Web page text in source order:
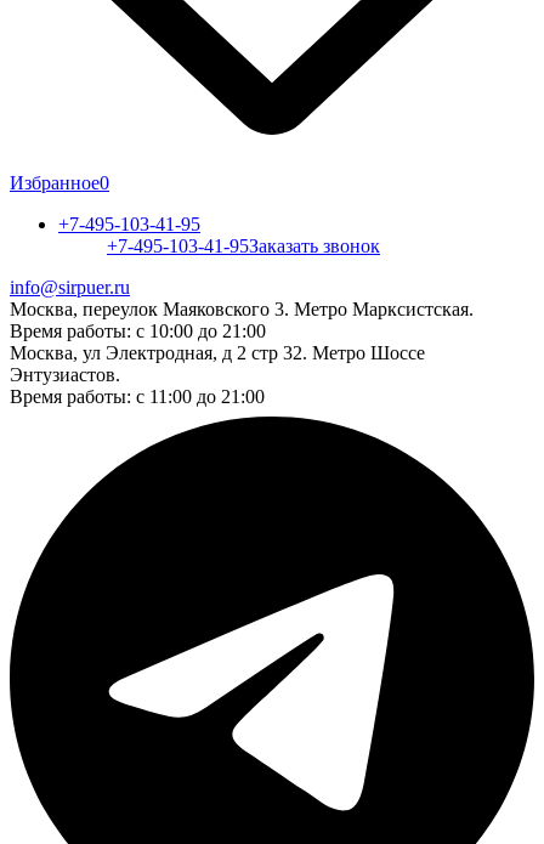
Избранное0
+7-495-103-41-95
+7-495-103-41-95Заказать звонок
info@sirpuer.ru
Москва, переулок Маяковского 3. Метро Марксистская.
Время работы: с 10:00 до 21:00
Москва, ул Электродная, д 2 стр 32. Метро Шоссе
Энтузиастов.
Время работы: с 11:00 до 21:00